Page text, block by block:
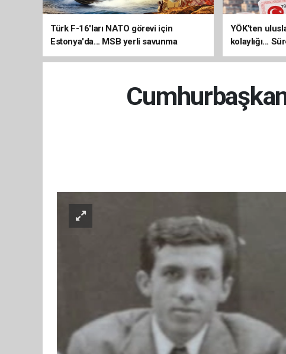
Türk F-16'ları NATO görevi için
Estonya'da... MSB yerli savunma
sistemleriyle güçleniyor
YÖK'ten
kolaylığı...
uzatılabilecek